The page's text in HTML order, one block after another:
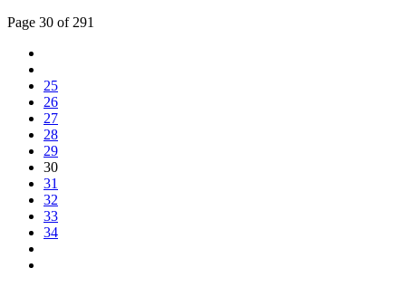
Page 30 of 291
25
26
27
28
29
30
31
32
33
34